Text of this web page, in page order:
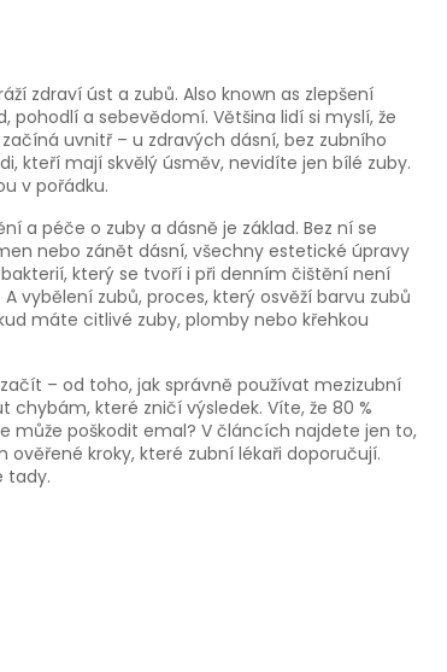
zdraví úst a zubů. Also known as zlepšení
pohodlí a sebevědomí. Většina lidí si myslí, že
uvnitř – u zdravých dásní, bez zubního
kteří mají skvělý úsměv, nevidíte jen bílé zuby.
v pořádku.
a péče o zuby a dásně je základ. Bez ní se
nebo zánět dásní, všechny estetické úpravy
který se tvoří i při denním čištění není
Avybělení zubů, proces, který osvěží barvu zubů
máte citlivé zuby, plomby nebo křehkou
– od toho, jak správně používat mezizubní
chybám, které zničí výsledek. Víte, že 80 %
může poškodit emal? V článcích najdete jen to,
kroky, které zubní lékaři doporučují.
tady.